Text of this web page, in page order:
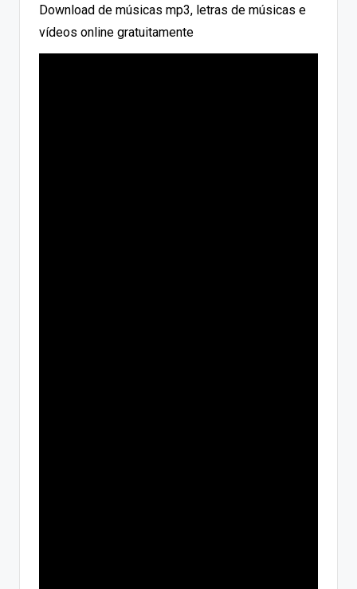
Download de músicas mp3, letras de músicas e
vídeos online gratuitamente